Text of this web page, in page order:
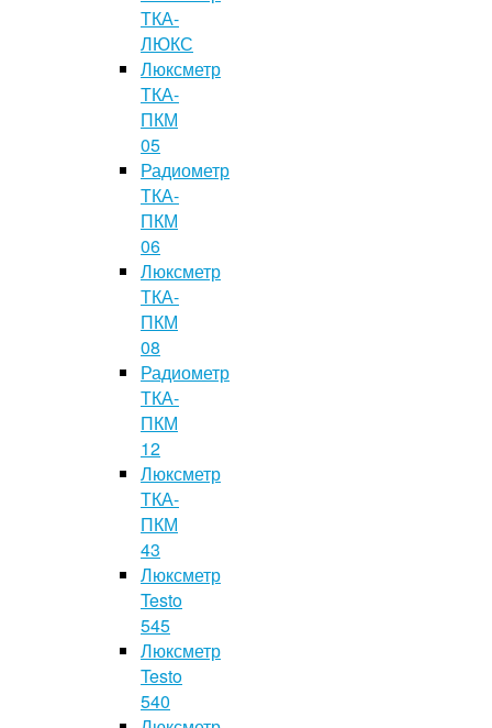
ТКА-
ЛЮКС
Люксметр
ТКА-
ПКМ
05
Радиометр
ТКА-
ПКМ
06
Люксметр
ТКА-
ПКМ
08
Радиометр
ТКА-
ПКМ
12
Люксметр
ТКА-
ПКМ
43
Люксметр
Testo
545
Люксметр
Testo
540